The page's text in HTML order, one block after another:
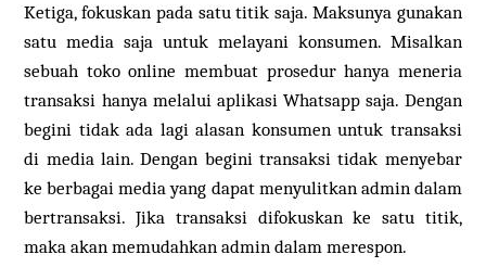
Ketiga, fokuskan pada satu titik saja. Maksunya gunakan
satu media saja untuk melayani konsumen. Misalkan
sebuah toko online membuat prosedur hanya meneria
transaksi hanya melalui aplikasi Whatsapp saja. Dengan
begini tidak ada lagi alasan konsumen untuk transaksi
di media lain. Dengan begini transaksi tidak menyebar
ke berbagai media yang dapat menyulitkan admin dalam
bertransaksi. Jika transaksi difokuskan ke satu titik,
maka akan memudahkan admin dalam merespon.